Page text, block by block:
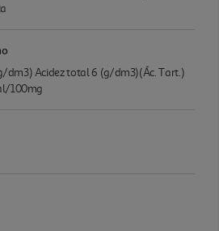
dm3) Acidez total 6 (g/dm3)(Ác. Tart.)
100mg